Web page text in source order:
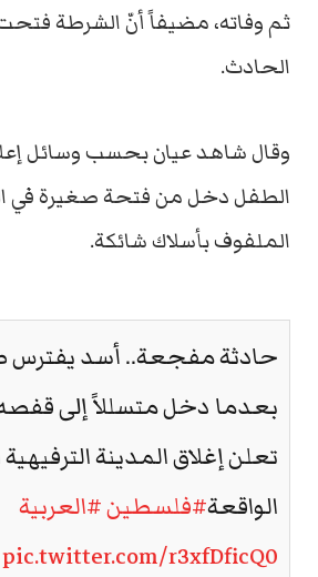
ثم وفاته، مضيفاً أنّ الشرطة
الحادث.
وقال شاهد عيان بحسب وسائل
الطفل دخل من فتحة صغيرة في
الملفوف بأسلاك شائكة.
حادثة مفجعة.. أسد يفترس
بعدما دخل متسللاً إلى
تعلن إغلاق المدينة
الواقعة#فلسطين#العربية
pic.twitter.com/r3xfDficQ0